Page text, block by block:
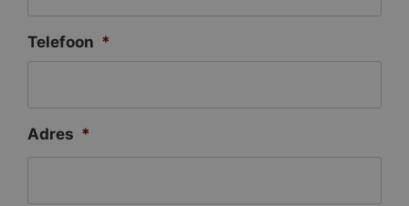
Telefoon *
Adres *